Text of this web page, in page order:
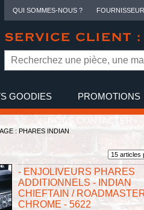
QUI SOMMES-NOUS ?
SERVICE CLIENT
GOODIES PROMOTIONS
NOUS CONTACTER
: PHARES INDIAN
- ENJOLIVEURS PHARES
ADDITIONNELS - INDIAN
CHIEFTAIN /
CHROME - 5622